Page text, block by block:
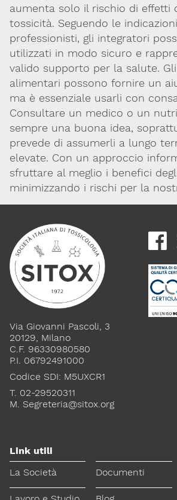
aumenta solo il rischio di effetti
tossicità. Seguendo le
professionisti, gli integratori
utilizzati in modo sicuro e
valido supporto per la salute.
alimentari possono fornire un
ma è essenziale usarli con
Consultare un medico o un
sempre una buona idea,
prevede di assumerli a lungo
elevate. Con un approccio
sfruttare al meglio i benefici
minimizzando i rischi per la
Via Giovanni Pascoli, 3
20129, Milano
C.F. 96330980580
P.I. 06792491000
Codice SDI: M5UXCR1
T. 02-29520311
M. Segreteria@sitox.org
Link utili
La Società
Documenti